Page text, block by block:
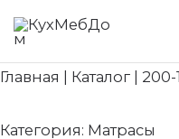
Перейти
содержимому
Главная Каталог
Категория: Матрасы
составляла
940 ₽.
89
Search...